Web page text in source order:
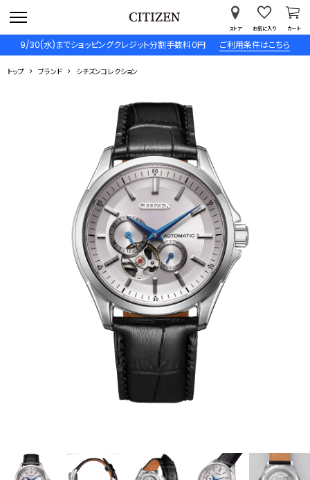
9/30(水)までショッピングクレジット分割手数料０円 ご利用条件はこちら
ストア お気に入り カート
トップ ブランド シチズンコレクション